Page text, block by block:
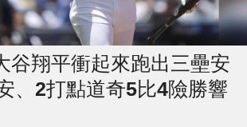
谷翔平衝起來跑出三壘安
、2打點道奇5比4險勝響